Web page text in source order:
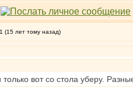
(15 лет тому назад)
вот со стола уберу.